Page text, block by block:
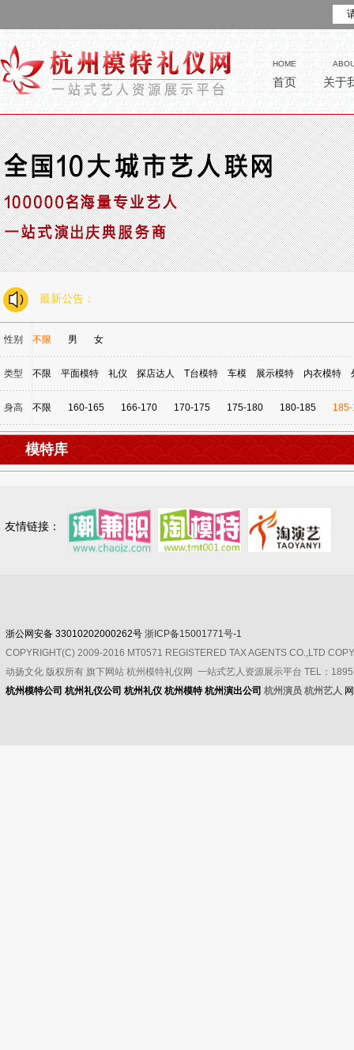
HOME
首页 关于
最新公告：
性别 不限 男 女
类型 不限 平面模特 礼仪 探店达人 T台模特 车模 展示模特 内衣模特
身高 不限 160-165 166-170 170-175 175-180 180-185
模特库
友情链接：
浙公网安备 33010202000262号 浙ICP备15001771号-1
COPYRIGHT(C) 2009-2016 MT0571 REGISTERED TAX AGENTS CO.,LTD
动扬文化 版权所有 旗下网站 杭州模特礼仪网 一站式艺人资源展示平台 TEL：
杭州模特公司 杭州礼仪公司 杭州礼仪 杭州模特 杭州演出公司 杭州演员 杭州艺人